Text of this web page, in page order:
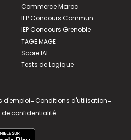
Commerce Maroc
IEP Concours Commun
IEP Concours Grenoble
TAGE MAGE
Score IAE
Tests de Logique
d'emploi-Conditions d'utilisation-
de confidentialité